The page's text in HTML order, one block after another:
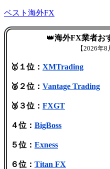
ベスト海外FX
👑海外FX業者お
【2026年8
🥇１位： XMTrading
🥈２位： Vantage Trading
🥉３位： FXGT
４位： BigBoss
５位： Exness
６位： Titan FX